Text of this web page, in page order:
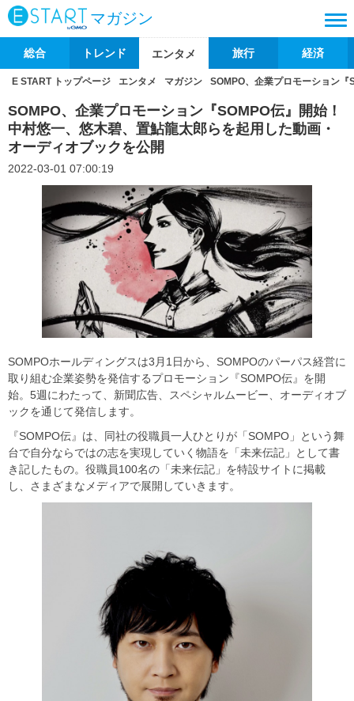
マガジン
総合 トレンド エンタメ 旅行 経済
E START トップページ エンタメ マガジン SOMPO、企業プロモーション
SOMPO、企業プロモーション『SOMPO伝』開始！
中村悠一、悠木碧、置鮎龍太郎らを起用した動画・
オーディオブックを公開
2022-03-01 07:00:19
SOMPOホールディングスは3月1日から、SOMPOのパーパス経営に
取り組む企業姿勢を発信するプロモーション『SOMPO伝』を開
始。5週にわたって、新聞広告、スペシャルムービー、オーディオブ
ックを通じて発信します。
『SOMPO伝』は、同社の役職員一人ひとりが「SOMPO」という舞
台で自分ならではの志を実現していく物語を「未来伝記」として書
き記したもの。役職員100名の「未来伝記」を特設サイトに掲載
し、さまざまなメディアで展開していきます。